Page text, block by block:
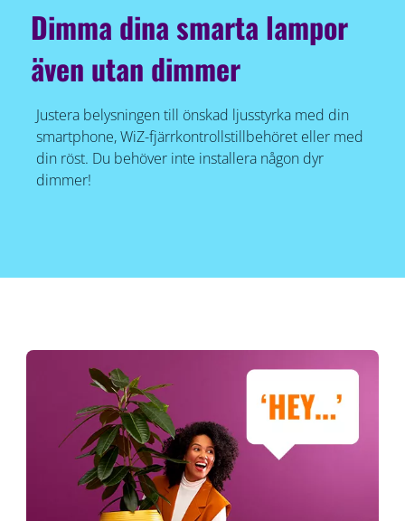
Dimma dina smarta lampor
även utan dimmer
Justera belysningen till önskad ljusstyrka med din
smartphone, WiZ-fjärrkontrollstillbehöret eller med
din röst. Du behöver inte installera någon dyr
dimmer!